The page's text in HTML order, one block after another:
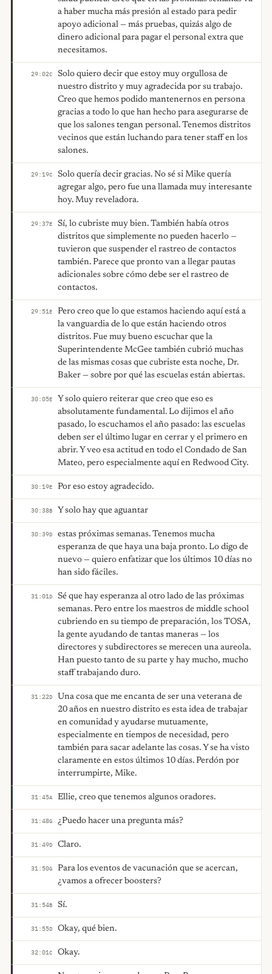
a haber mucha más presión al estado para pedir
apoyo adicional — más pruebas, quizás algo de
dinero adicional para pagar el personal extra que
necesitamos.
29:02C
Solo quiero decir que estoy muy orgullosa de
nuestro distrito y muy agradecida por su trabajo.
Creo que hemos podido mantenernos en persona
gracias a todo lo que han hecho para asegurarse de
que los salones tengan personal. Tenemos distritos
vecinos que están luchando para tener staff en los
salones.
29:19C
Solo quería decir gracias. No sé si Mike quería
agregar algo, pero fue una llamada muy interesante
hoy. Muy reveladora.
29:37E
Sí, lo cubriste muy bien. También había otros
distritos que simplemente no pueden hacerlo —
tuvieron que suspender el rastreo de contactos
también. Parece que pronto van a llegar pautas
adicionales sobre cómo debe ser el rastreo de
contactos.
29:51E
Pero creo que lo que estamos haciendo aquí está a
la vanguardia de lo que están haciendo otros
distritos. Fue muy bueno escuchar que la
Superintendente McGee también cubrió muchas
de las mismas cosas que cubriste esta noche, Dr.
Baker — sobre por qué las escuelas están abiertas.
30:05E
Y solo quiero reiterar que creo que eso es
absolutamente fundamental. Lo dijimos el año
pasado, lo escuchamos el año pasado: las escuelas
deben ser el último lugar en cerrar y el primero en
abrir. Y veo esa actitud en todo el Condado de San
Mateo, pero especialmente aquí en Redwood City.
30:19E Por eso estoy agradecido.
30:38B Y solo hay que aguantar
30:39D
estas próximas semanas. Tenemos mucha
esperanza de que haya una baja pronto. Lo digo de
nuevo — quiero enfatizar que los últimos 10 días no
han sido fáciles.
31:01D
Sé que hay esperanza al otro lado de las próximas
semanas. Pero entre los maestros de middle school
cubriendo en su tiempo de preparación, los TOSA,
la gente ayudando de tantas maneras — los
directores y subdirectores se merecen una aureola.
Han puesto tanto de su parte y hay mucho, mucho
staff trabajando duro.
31:22D
Una cosa que me encanta de ser una veterana de
20 años en nuestro distrito es esta idea de trabajar
en comunidad y ayudarse mutuamente,
especialmente en tiempos de necesidad, pero
también para sacar adelante las cosas. Y se ha visto
claramente en estos últimos 10 días. Perdón por
interrumpirte, Mike.
31:45A Ellie, creo que tenemos algunos oradores.
31:48G ¿Puedo hacer una pregunta más?
31:49D Claro.
31:50G
Para los eventos de vacunación que se acercan,
¿vamos a ofrecer boosters?
31:54B Sí.
31:55D Okay, qué bien.
32:01C Okay.